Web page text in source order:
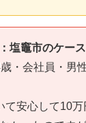
塩竈市のケース
・会社員・男
て安心して10